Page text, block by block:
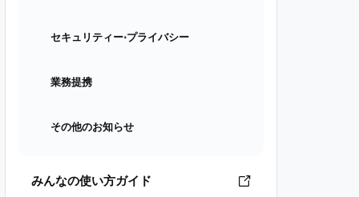
セキュリティー⋅プライバシー
業務提携
その他のお知らせ
みんなの使い方ガイド